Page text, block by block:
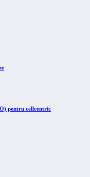
pentru cellcentric